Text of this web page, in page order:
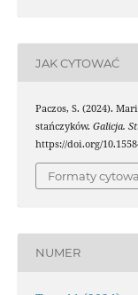
JAK CYTOWAĆ
Paczos, S. (2024).
stańczyków. Galicja.
https://doi.org/
Formaty
NUMER